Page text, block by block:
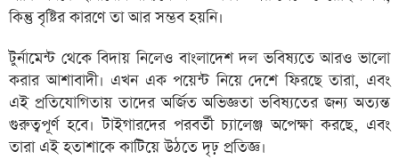
কিন্তু বৃষ্টির কারণে তা আর সম্ভব হয়নি।
টুর্নামেন্ট থেকে বিদায় নিলেও বাংলাদেশ দল ভবিষ্যতে আরও ভালো
করার আশাবাদী। এখন এক পয়েন্ট নিয়ে দেশে ফিরছে তারা, এবং
এই প্রতিযোগিতায় তাদের অর্জিত অভিজ্ঞতা ভবিষ্যতের জন্য অত্যন্ত
গুরুত্বপূর্ণ হবে। টাইগারদের পরবর্তী চ্যালেঞ্জ অপেক্ষা করছে, এবং
তারা এই হতাশাকে কাটিয়ে উঠতে দৃঢ় প্রতিজ্ঞ।